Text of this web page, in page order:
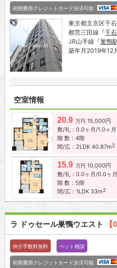
初期費用クレジットカード決済可能
東京都文京区千
都営三田線『千
JR山手線『巣鴨
築年月2019年12
空室情報
20.9 万円 15,000円
敷/礼：0.0ヶ月/1.0ヶ月
階 数：4階
間/広：2LDK 40.87m2
15.9 万円 10,000円
敷/礼：0.0ヶ月/0.0ヶ月
階 数：5階
間/広：1LDK 33m2
ラ ドゥセール巣鴨ウエスト
仲介手数料無料 ペット相談
初期費用クレジットカード決済可能